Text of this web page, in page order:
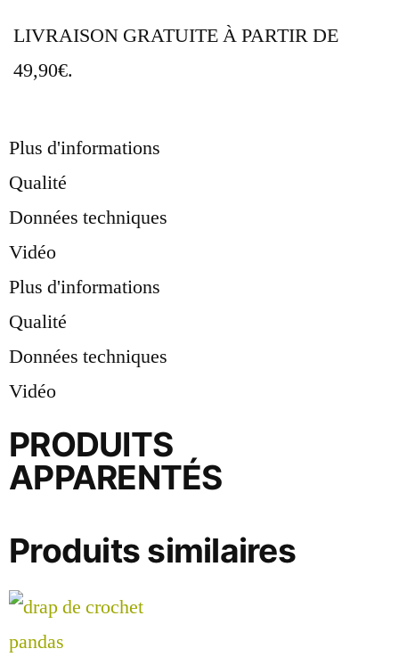
LIVRAISON GRATUITE À PARTIR DE
49,90€.
Plus d'informations
Qualité
Données techniques
Vidéo
Plus d'informations
Qualité
Données techniques
Vidéo
PRODUITS
APPARENTÉS
Produits similaires